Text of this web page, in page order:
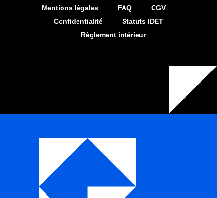
Mentions légales FAQ
CGV
Confidentialité
Statuts IDET
Règlement intérieur